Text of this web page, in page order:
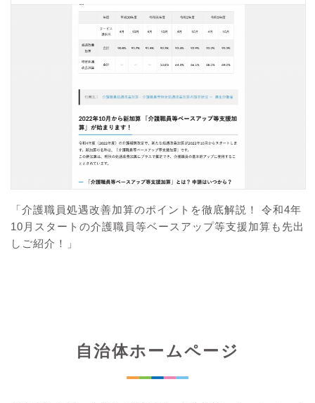
「介護職員処遇改善加算のポイントを徹底解説！ 令和4年
10月スタートの介護職員等ベースアップ等支援加算も先出
しご紹介！」
自治体ホームページ